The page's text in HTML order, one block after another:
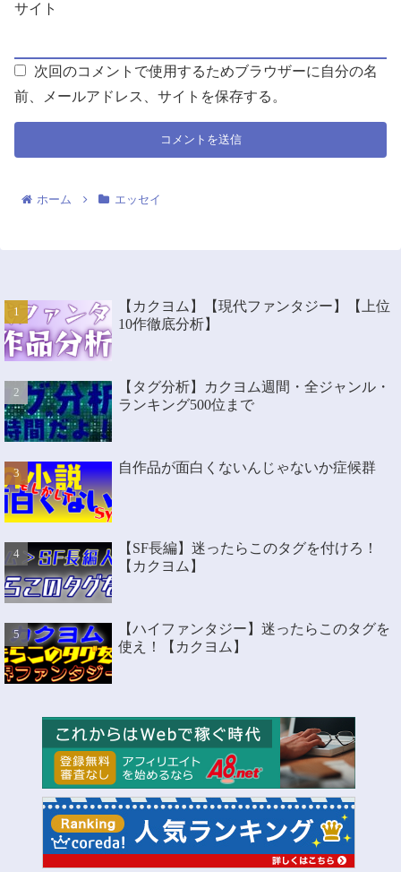
サイト
次回のコメントで使用するためブラウザーに自分の名
前、メールアドレス、サイトを保存する。
ホーム エッセイ
【カクヨム】【現代ファンタジー】【上位
10作徹底分析】
【タグ分析】カクヨム週間・全ジャンル・
ランキング500位まで
自作品が面白くないんじゃないか症候群
【SF長編】迷ったらこのタグを付けろ！
【カクヨム】
【ハイファンタジー】迷ったらこのタグを
使え！【カクヨム】